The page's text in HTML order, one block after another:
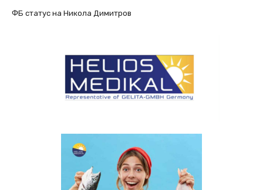
ФБ статус на Никола Димитров